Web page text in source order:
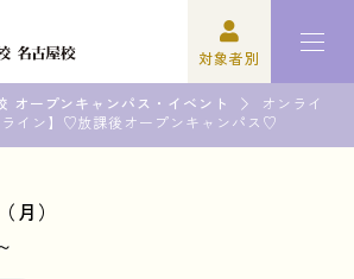
対象者別
て
ス・イベント
オープンキャンパス・イベント
オンライ
ライン】♡放課後オープンキャンパス♡
月）